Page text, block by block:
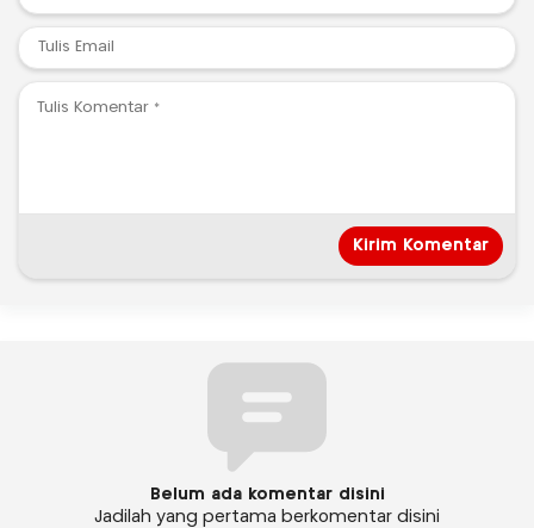
Belum ada komentar disini
Jadilah yang pertama berkomentar disini